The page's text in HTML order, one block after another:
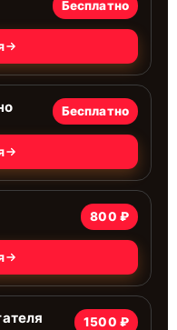
Бесплатно
Бесплатно
800 ₽
1500 ₽